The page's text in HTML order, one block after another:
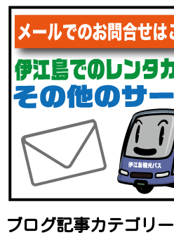
ブログ記事カテゴリー